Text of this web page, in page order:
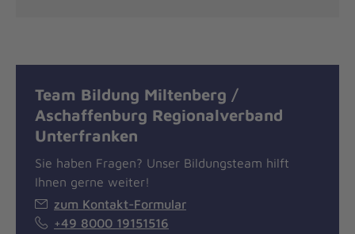
Team Bildung Miltenberg /
Aschaffenburg Regionalverband
Unterfranken
Sie haben Fragen? Unser Bildungsteam hilft
Ihnen gerne weiter!
zum Kontakt-Formular
+49 8000 19151516